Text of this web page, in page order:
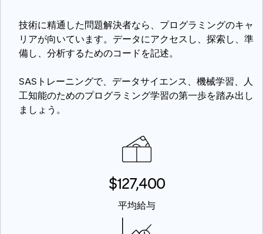
技術に精通した問題解決者なら、プログラミングのキャ
リアが向いています。データにアクセスし、探索し、準
備し、分析するためのコードを記述。
SASトレーニングで、データサイエンス、機械学習、人
工知能のためのプログラミング学習の第一歩を踏み出し
ましょう。
$127,400
平均給与